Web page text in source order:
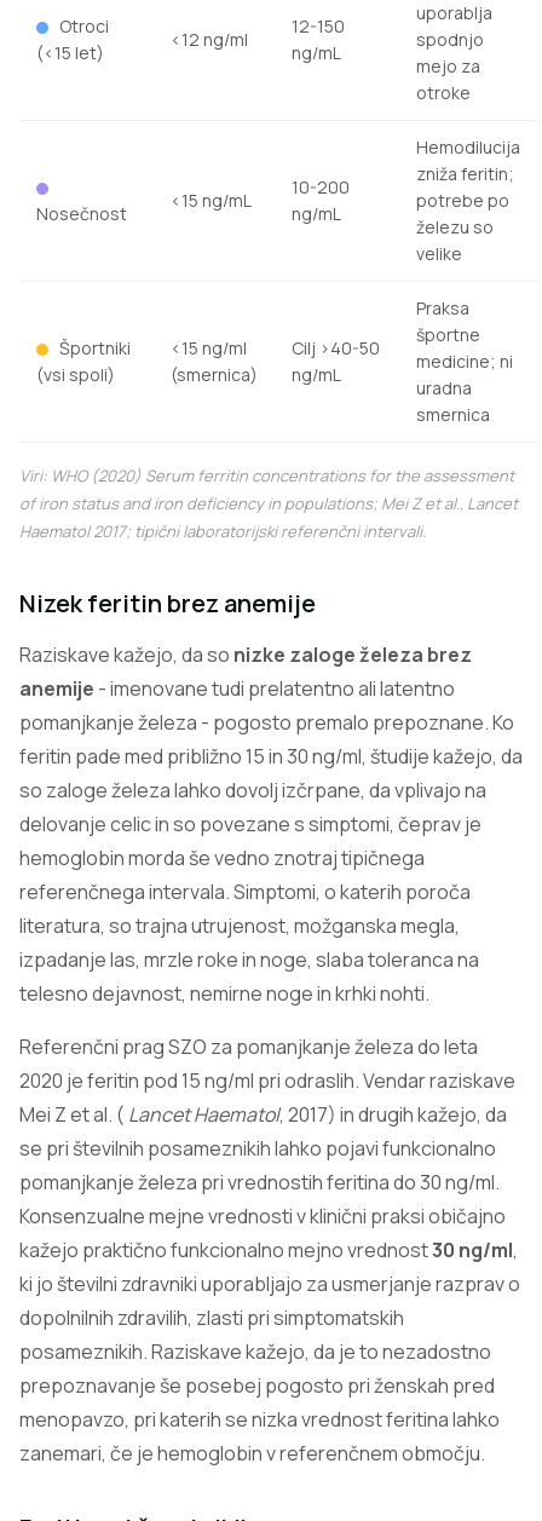
Otroci
(<15 let)
<12 ng/ml
12-150
ng/mL
uporablja
spodnjo
mejo za
otroke
Nosečnost
<15 ng/mL
10-200
ng/mL
Hemodilucija
zniža feritin;
potrebe po
železu so
velike
Športniki
(vsi spoli)
<15 ng/ml
(smernica)
Cilj >40-50
ng/mL
Praksa
športne
medicine; ni
uradna
smernica
Viri: WHO (2020) Serum ferritin concentrations for the assessment
of iron status and iron deficiency in populations; Mei Z et al., Lancet
Haematol 2017; tipični laboratorijski referenčni intervali.
Nizek feritin brez anemije
Raziskave kažejo, da so nizke zaloge železa brez
anemije - imenovane tudi prelatentno ali latentno
pomanjkanje železa - pogosto premalo prepoznane. Ko
feritin pade med približno 15 in 30 ng/ml, študije kažejo, da
so zaloge železa lahko dovolj izčrpane, da vplivajo na
delovanje celic in so povezane s simptomi, čeprav je
hemoglobin morda še vedno znotraj tipičnega
referenčnega intervala. Simptomi, o katerih poroča
literatura, so trajna utrujenost, možganska megla,
izpadanje las, mrzle roke in noge, slaba toleranca na
telesno dejavnost, nemirne noge in krhki nohti.
Referenčni prag SZO za pomanjkanje železa do leta
2020 je feritin pod 15 ng/ml pri odraslih. Vendar raziskave
Mei Z et al. ( Lancet Haematol, 2017) in drugih kažejo, da
se pri številnih posameznikih lahko pojavi funkcionalno
pomanjkanje železa pri vrednostih feritina do 30 ng/ml.
Konsenzualne mejne vrednosti v klinični praksi običajno
kažejo praktično funkcionalno mejno vrednost30 ng/ml,
ki jo številni zdravniki uporabljajo za usmerjanje razprav o
dopolnilnih zdravilih, zlasti pri simptomatskih
posameznikih. Raziskave kažejo, da je to nezadostno
prepoznavanje še posebej pogosto pri ženskah pred
menopavzo, pri katerih se nizka vrednost feritina lahko
zanemari, če je hemoglobin v referenčnem območju.